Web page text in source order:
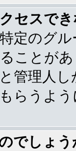
セスで
定のグ
ことが
管理人
らうよ
でしょう